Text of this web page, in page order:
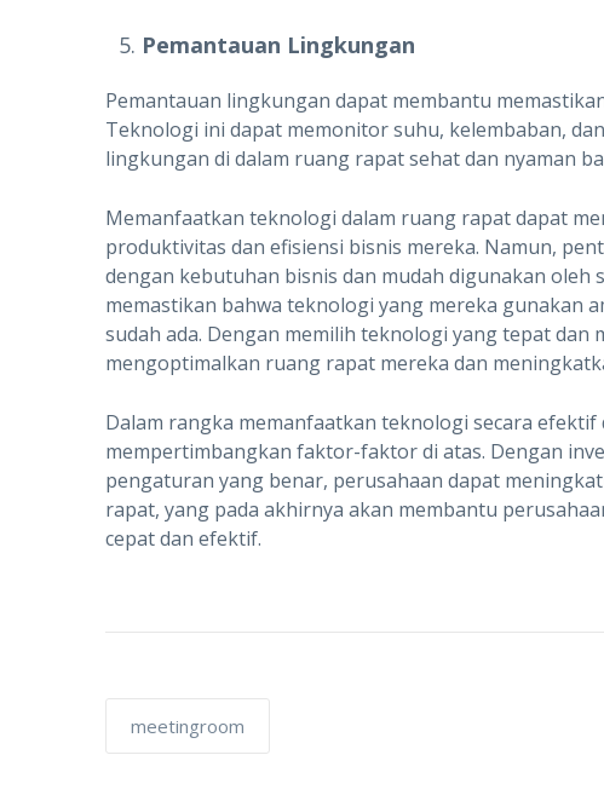
Pemantauan Lingkungan
Pemantauan lingkungan dapat membantu
Teknologi ini dapat memonitor suhu, kelembaban,
lingkungan di dalam ruang rapat sehat dan nyaman
Memanfaatkan teknologi dalam ruang rapat dapat
produktivitas dan efisiensi bisnis mereka. Namun,
dengan kebutuhan bisnis dan mudah digunakan oleh
memastikan bahwa teknologi yang mereka gunakan
sudah ada. Dengan memilih teknologi yang tepat dan
mengoptimalkan ruang rapat mereka dan
Dalam rangka memanfaatkan teknologi secara
mempertimbangkan faktor-faktor di atas. Dengan
pengaturan yang benar, perusahaan dapat
rapat, yang pada akhirnya akan membantu
cepat dan efektif.
meetingroom